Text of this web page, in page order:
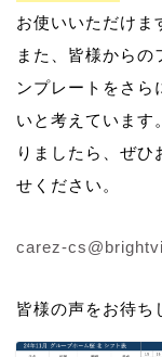
お使いいただけま
また、皆様から
ンプレートをさら
いと考えています
りましたら、ぜ
せください。
carez-
皆様の声をお待ち